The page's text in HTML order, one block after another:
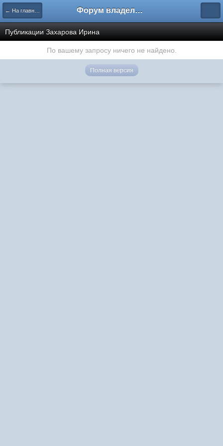
← На главную Форум владельцев интернет-магазинов
Публикации Захарова Ирина
По вашему запросу ничего не найдено.
Полная версия